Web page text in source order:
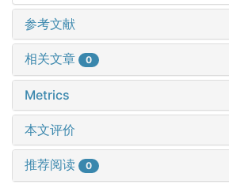
参考文献
相关文章 0
Metrics
本文评价
推荐阅读 0